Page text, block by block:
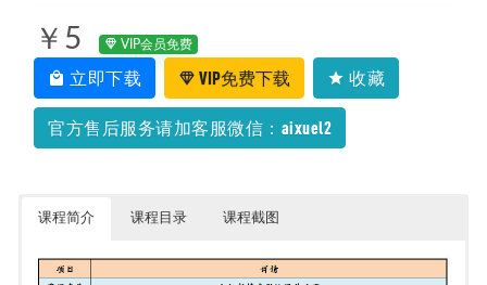
￥5 VIP会员免费
立即下载 VIP免费下载 收藏
官方售后服务请加客服微信：aixuel2
课程简介 课程目录 课程截图
2024韩佳伟高二数学a+下学期寒春班